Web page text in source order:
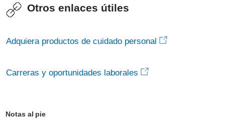
Otros enlaces útiles
Adquiera productos de cuidado personal
Carreras y oportunidades laborales
Notas al pie